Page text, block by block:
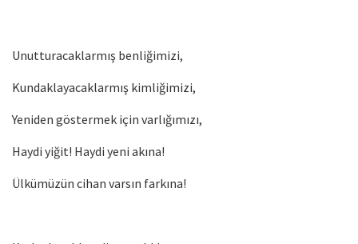
Unutturacaklarmış benliğimizi,
Kundaklayacaklarmış kimliğimizi,
Yeniden göstermek için varlığımızı,
Haydi yiğit! Haydi yeni akına!
Ülkümüzün cihan varsın farkına!